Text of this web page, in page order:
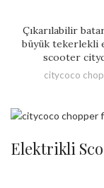
Çıkarılabilir
büyük tekerlekli
scooter
citycoco
Elektrikli